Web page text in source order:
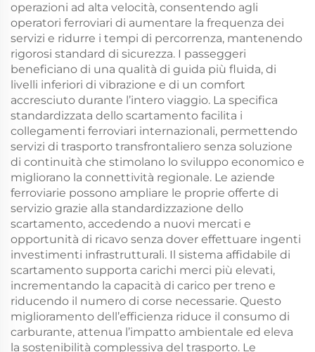
operazioni ad alta velocità, consentendo agli
operatori ferroviari di aumentare la frequenza dei
servizi e ridurre i tempi di percorrenza, mantenendo
rigorosi standard di sicurezza. I passeggeri
beneficiano di una qualità di guida più fluida, di
livelli inferiori di vibrazione e di un comfort
accresciuto durante l’intero viaggio. La specifica
standardizzata dello scartamento facilita i
collegamenti ferroviari internazionali, permettendo
servizi di trasporto transfrontaliero senza soluzione
di continuità che stimolano lo sviluppo economico e
migliorano la connettività regionale. Le aziende
ferroviarie possono ampliare le proprie offerte di
servizio grazie alla standardizzazione dello
scartamento, accedendo a nuovi mercati e
opportunità di ricavo senza dover effettuare ingenti
investimenti infrastrutturali. Il sistema affidabile di
scartamento supporta carichi merci più elevati,
incrementando la capacità di carico per treno e
riducendo il numero di corse necessarie. Questo
miglioramento dell’efficienza riduce il consumo di
carburante, attenua l’impatto ambientale ed eleva
la sostenibilità complessiva del trasporto. Le